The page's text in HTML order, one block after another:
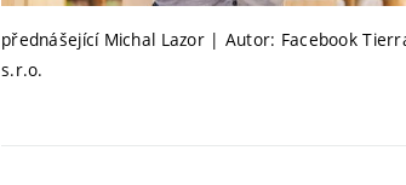
přednášející Michal Lazor | Autor: Facebook
s.r.o.